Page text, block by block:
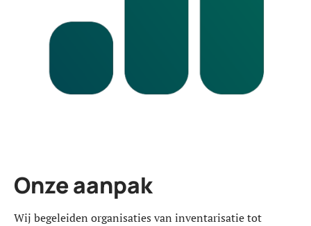
Onze aanpak
Wij begeleiden organisaties van inventarisatie tot